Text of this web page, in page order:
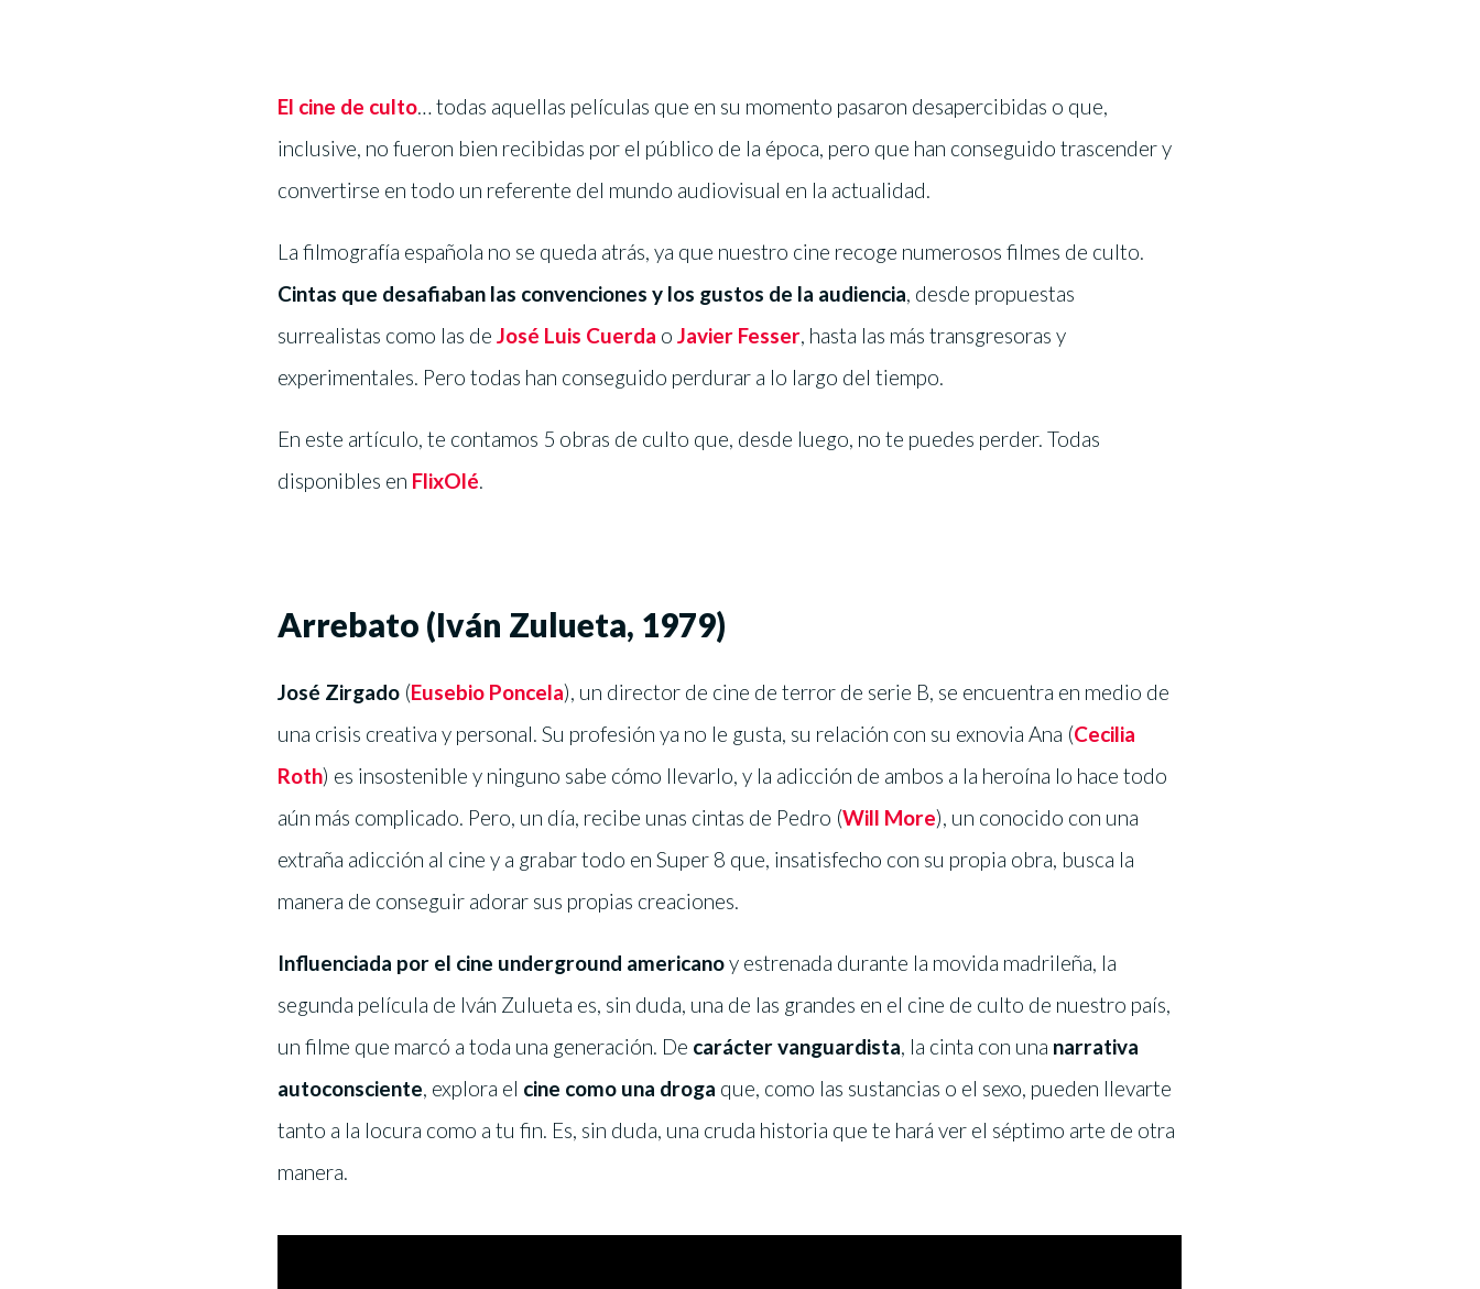
El cine de culto… todas aquellas películas que en su momento pasaron desapercibidas o que,
inclusive, no fueron bien recibidas por el público de la época, pero que han conseguido trascender y
convertirse en todo un referente del mundo audiovisual en la actualidad.
La filmografía española no se queda atrás, ya que nuestro cine recoge numerosos filmes de culto.
Cintas que desafiaban las convenciones y los gustos de la audiencia, desde propuestas
surrealistas como las deJosé Luis Cuerda oJavier Fesser, hasta las más transgresoras y
experimentales. Pero todas han conseguido perdurar a lo largo del tiempo.
En este artículo, te contamos 5 obras de culto que, desde luego, no te puedes perder. Todas
disponibles en FlixOlé.
Arrebato (Iván Zulueta, 1979)
José Zirgado (Eusebio Poncela), un director de cine de terror de serie B, se encuentra en medio de
una crisis creativa y personal. Su profesión ya no le gusta, su relación con su exnovia Ana (Cecilia
Roth) es insostenible y ninguno sabe cómo llevarlo, y la adicción de ambos a la heroína lo hace todo
aún más complicado. Pero, un día, recibe unas cintas de Pedro (Will More), un conocido con una
extraña adicción al cine y a grabar todo en Super 8 que, insatisfecho con su propia obra, busca la
manera de conseguir adorar sus propias creaciones.
Influenciada por el cine underground americanoy estrenada durante la movida madrileña, la
segunda película de Iván Zulueta es, sin duda, una de las grandes en el cine de culto de nuestro país,
un filme que marcó a toda una generación. De carácter vanguardista, la cinta con una narrativa
autoconsciente, explora el cine como una droga que, como las sustancias o el sexo, pueden llevarte
tanto a la locura como a tu fin. Es, sin duda, una cruda historia que te hará ver el séptimo arte de otra
manera.